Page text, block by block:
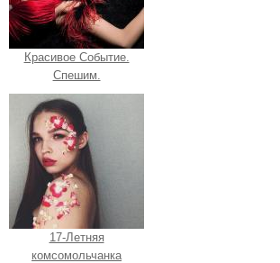
Красивое Событие.
Спешим.
17-Летняя
комсомольчанка